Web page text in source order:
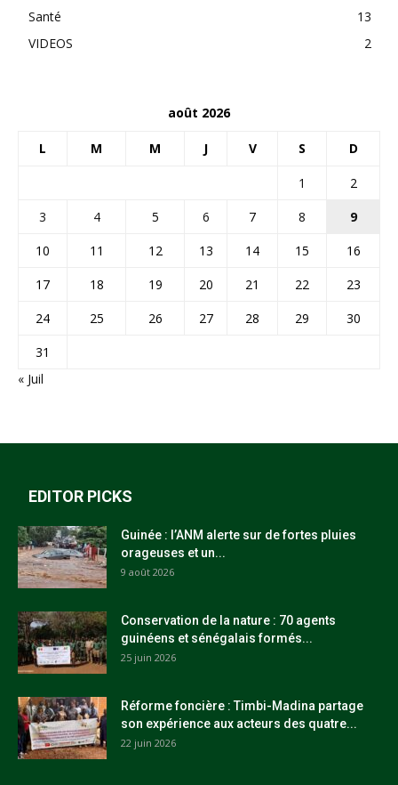
Santé
13
VIDEOS
2
août 2026
L M M J V S D
1
2
3
4 5 6 7 8
9
10
11 12 13 14 15
16
17
18 19 20 21 22
23
24
25 26 27 28 29
30
31
« Juil
EDITOR PICKS
Guinée : l’ANM alerte sur de fortes pluies
orageuses et un...
9 août 2026
Conservation de la nature : 70 agents
guinéens et sénégalais formés...
25 juin 2026
Réforme foncière : Timbi-Madina partage
son expérience aux acteurs des quatre...
22 juin 2026